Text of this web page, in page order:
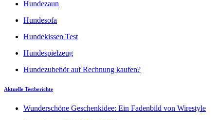
Hundezaun
Hundesofa
Hundekissen Test
Hundespielzeug
Hundezubehör auf Rechnung kaufen?
Aktuelle Testberichte
Wunderschöne Geschenkidee: Ein Fadenbild von Wirestyle